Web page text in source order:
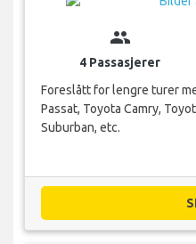
group
4 Passasjerer
Foreslått for lengre turer
Passat, Toyota Camry,
Suburban, etc.